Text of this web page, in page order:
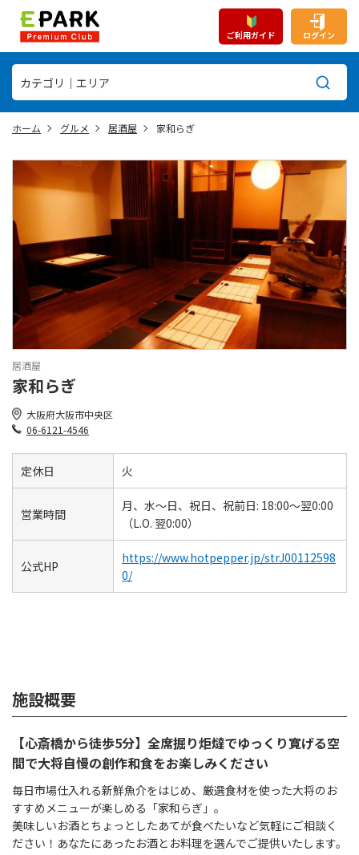
ご利用ガイド ログイン
ホーム グルメ 居酒屋 家和らぎ
居酒屋
家和らぎ
大阪府大阪市中央区
06-6121-4546
定休日 火
営業時間
月、水～日、祝日、祝前日: 18:00～翌0:00
（L.O. 翌0:00）
公式HP
https://www.hotpepper.jp/strJ00112598
0/
施設概要
【心斎橋から徒歩5分】全席掘り炬燵でゆっくり寛げる空
間で大将自慢の創作和食をお楽しみください
毎日市場仕入れる新鮮魚介をはじめ、厳選食材を使った大将のお
すすめメニューが楽しめる「家和らぎ」。
美味しいお酒とちょっとしたあてが食べたいなど気軽にご相談く
ださい！あなたにあったお酒とお料理を選んでご提供いたします。